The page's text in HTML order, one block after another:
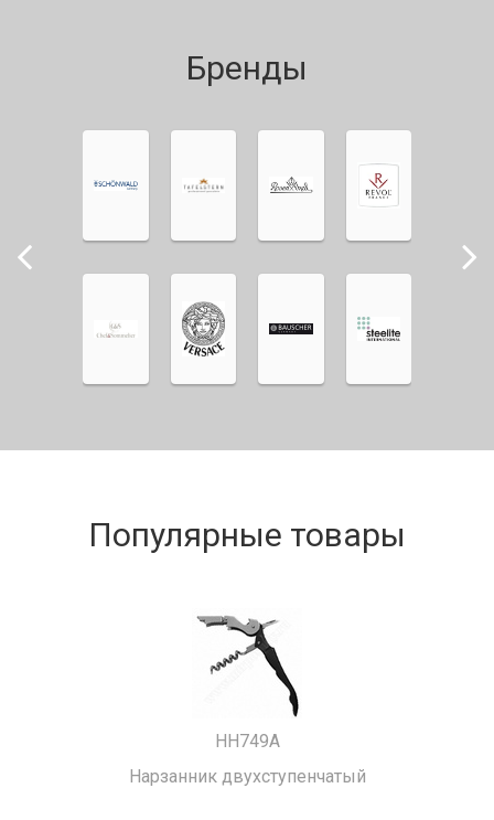
Бренды
Популярные товары
HH749A
Нарзанник двухступенчатый